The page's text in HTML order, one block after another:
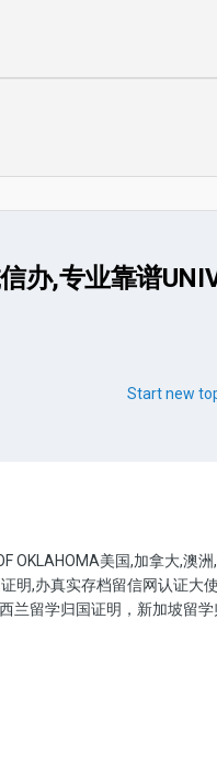
办,专业靠谱
Start new
OKLAHOMA美国,加拿大,澳
明,办真实存档留信网认证大
兰留学归国证明，新加坡留